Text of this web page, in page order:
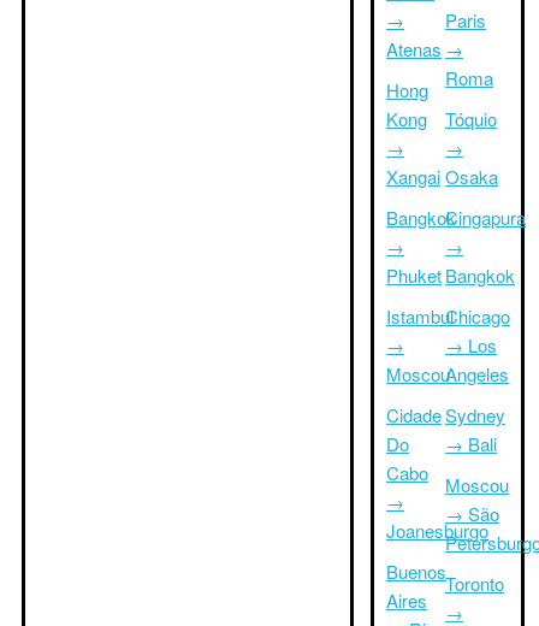
→
Atenas
Hong
Kong
→
Xangai
Bangkok
→
Phuket
Istambul
→
Moscou
Cidade
Do
Cabo
→
Joanesburgo
Buenos
Aires
Paris
→
Roma
Tóquio
→
Osaka
Cingapura
→
Bangkok
Chicago
→ Los
Angeles
Sydney
→ Bali
Moscou
→ São
Toronto
→